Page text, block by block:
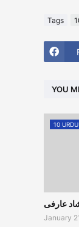
Tags
YOU
10
January